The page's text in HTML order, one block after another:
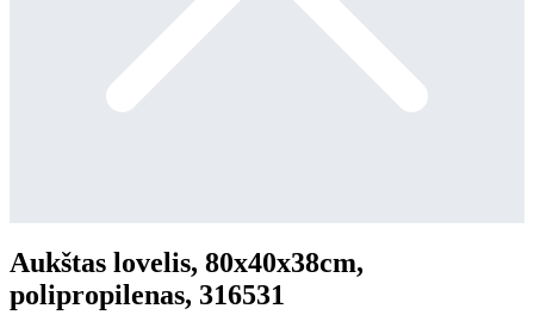
Aukštas lovelis, 80x40x38cm,
polipropilenas, 316531